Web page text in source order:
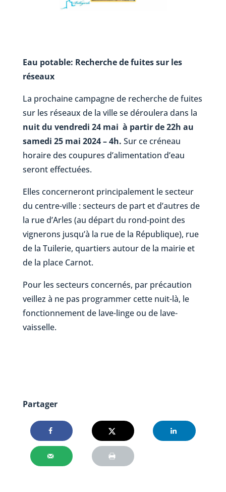
Eau potable: Recherche de fuites sur les
réseaux
La prochaine campagne de recherche de fuites
sur les réseaux de la ville se déroulera dans la
nuit du vendredi 24 mai à partir de 22h au
samedi 25 mai 2024 – 4h. Sur ce créneau
horaire des coupures d’alimentation d’eau
seront effectuées.
Elles concerneront principalement le secteur
du centre-ville : secteurs de part et d’autres de
la rue d’Arles (au départ du rond-point des
vignerons jusqu’à la rue de la République), rue
de la Tuilerie, quartiers autour de la mairie et
de la place Carnot.
Pour les secteurs concernés, par précaution
veillez à ne pas programmer cette nuit-là, le
fonctionnement de lave-linge ou de lave-
vaisselle.
Partager